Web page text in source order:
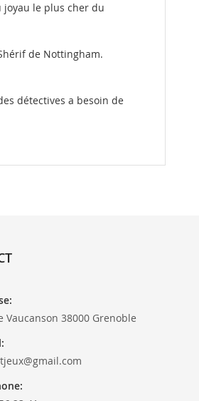
joyau le plus cher du
de Nottingham.
détectives a besoin de
Vaucanson 38000 Grenoble